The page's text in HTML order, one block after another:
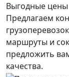
Выгодные цены
Предлагаем
маршруты и
предложить
качества.